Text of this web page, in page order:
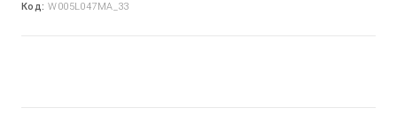
Код: W005L047MA_33